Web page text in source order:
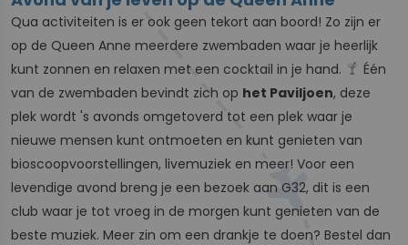
Qua activiteiten is er ook geen tekort aan boord! Zo zijn er
op de Queen Anne meerdere zwembaden waar je heerlijk
kunt zonnen en relaxen met een cocktail in je hand.
Één
van de zwembaden bevindt zich op het Paviljoen, deze
plek wordt 's avonds omgetoverd tot een plek waar je
nieuwe mensen kunt ontmoeten en kunt genieten van
bioscoopvoorstellingen, livemuziek en meer! Voor een
levendige avond breng je een bezoek aan G32, dit is een
club waar je tot vroeg in de morgen kunt genieten van de
beste muziek. Meer zin om een drankje te doen? Bestel dan